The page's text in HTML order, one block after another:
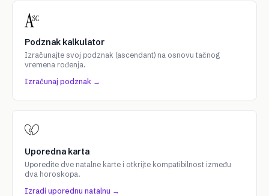
Podznak kalkulator
Izračunajte svoj podznak (ascendant) na osnovu tačnog
vremena rođenja.
Izračunaj podznak →
Uporedna karta
Uporedite dve natalne karte i otkrijte kompatibilnost između
dva horoskopa.
Izradi uporednu natalnu →